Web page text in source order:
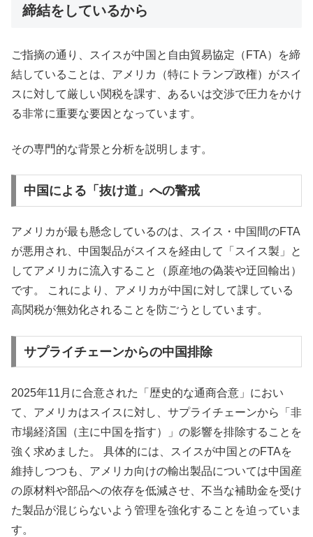
締結をしているから
ご指摘の通り、スイスが中国と自由貿易協定（FTA）を締
結していることは、アメリカ（特にトランプ政権）がスイ
スに対して厳しい関税を課す、あるいは交渉で圧力をかけ
る非常に重要な要因となっています。
その専門的な背景と分析を説明します。
中国による「抜け道」への警戒
アメリカが最も懸念しているのは、スイス・中国間のFTA
が悪用され、中国製品がスイスを経由して「スイス製」と
してアメリカに流入すること（原産地の偽装や迂回輸出）
です。 これにより、アメリカが中国に対して課している
高関税が無効化されることを防ごうとしています。
サプライチェーンからの中国排除
2025年11月に合意された「歴史的な通商合意」におい
て、アメリカはスイスに対し、サプライチェーンから「非
市場経済国（主に中国を指す）」の影響を排除することを
強く求めました。 具体的には、スイスが中国とのFTAを
維持しつつも、アメリカ向けの輸出製品については中国産
の原材料や部品への依存を低減させ、不当な補助金を受け
た製品が混じらないよう管理を強化することを迫っていま
す。